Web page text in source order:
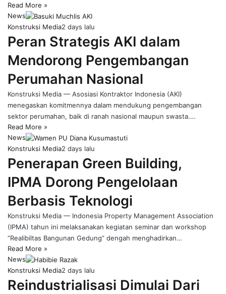
Read More »
News
Konstruksi Media2 days lalu
Peran Strategis AKI dalam
Mendorong Pengembangan
Perumahan Nasional
Konstruksi Media — Asosiasi Kontraktor Indonesia (AKI)
menegaskan komitmennya dalam mendukung pengembangan
sektor perumahan, baik di ranah nasional maupun swasta.…
Read More »
News
Konstruksi Media2 days lalu
Penerapan Green Building,
IPMA Dorong Pengelolaan
Berbasis Teknologi
Konstruksi Media — Indonesia Property Management Association
(IPMA) tahun ini melaksanakan kegiatan seminar dan workshop
“Realibiltas Bangunan Gedung” dengah menghadirkan…
Read More »
News
Konstruksi Media2 days lalu
Reindustrialisasi Dimulai Dari